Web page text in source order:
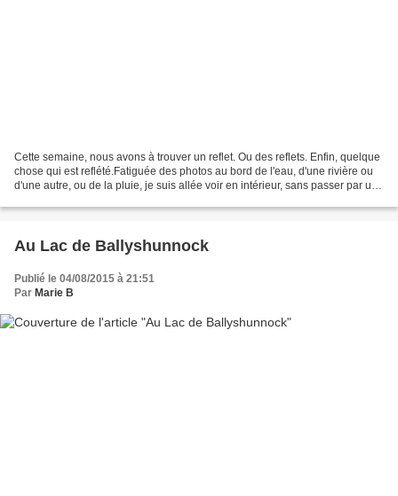
Cette semaine, nous avons à trouver un reflet. Ou des reflets. Enfin, quelque
chose qui est reflété.Fatiguée des photos au bord de l'eau, d'une rivière ou
d'une autre, ou de la pluie, je suis allée voir en intérieur, sans passer par un
Au Lac de Ballyshunnock
Publié le 04/08/2015 à 21:51
Par Marie B